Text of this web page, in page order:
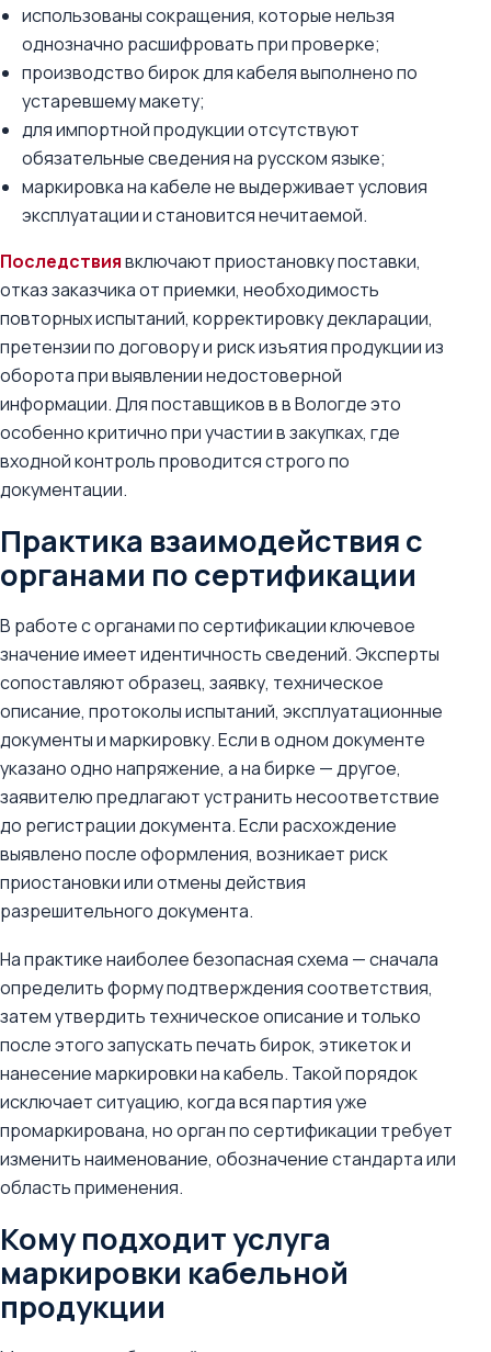
использованы сокращения, которые нельзя
однозначно расшифровать при проверке;
производство бирок для кабеля выполнено по
устаревшему макету;
для импортной продукции отсутствуют
обязательные сведения на русском языке;
маркировка на кабеле не выдерживает условия
эксплуатации и становится нечитаемой.
Последствиявключают приостановку поставки,
отказ заказчика от приемки, необходимость
повторных испытаний, корректировку декларации,
претензии по договору и риск изъятия продукции из
оборота при выявлении недостоверной
информации. Для поставщиков в в Вологде это
особенно критично при участии в закупках, где
входной контроль проводится строго по
документации.
Практика взаимодействия с
органами по сертификации
В работе с органами по сертификации ключевое
значение имеет идентичность сведений. Эксперты
сопоставляют образец, заявку, техническое
описание, протоколы испытаний, эксплуатационные
документы и маркировку. Если в одном документе
указано одно напряжение, а на бирке — другое,
заявителю предлагают устранить несоответствие
до регистрации документа. Если расхождение
выявлено после оформления, возникает риск
приостановки или отмены действия
разрешительного документа.
На практике наиболее безопасная схема — сначала
определить форму подтверждения соответствия,
затем утвердить техническое описание и только
после этого запускать печать бирок, этикеток и
нанесение маркировки на кабель. Такой порядок
исключает ситуацию, когда вся партия уже
промаркирована, но орган по сертификации требует
изменить наименование, обозначение стандарта или
область применения.
Кому подходит услуга
маркировки кабельной
продукции